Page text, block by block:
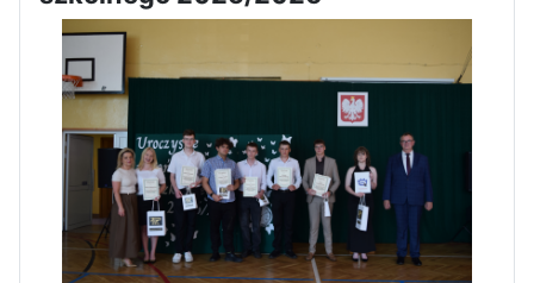
Zawody Sportowo – Obronne
klas OPW